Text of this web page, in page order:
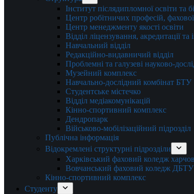
Інститут післядипломної освіти та
Центр робітничих професій,
Центр менеджменту якості освіти
Відділ ліцензування, акредитації
Навчальний відділ
Редакційно-видавничий відділ
Проблемні та галузеві науково-
Музейний комплекс
Навчально-дослідний комбінат БТУ
Студентське містечко
Відділ медіакомунікацій
Кінно-спортивний комплекс
Дендропарк
Військово-мобілізаційний підрозділ
Публічна інформація
Відокремлені структурні підрозділи
Харківський фаховий коледж
Вовчанський фаховий коледж ДБТУ
Кінно-спортивний комплекс
Студенту